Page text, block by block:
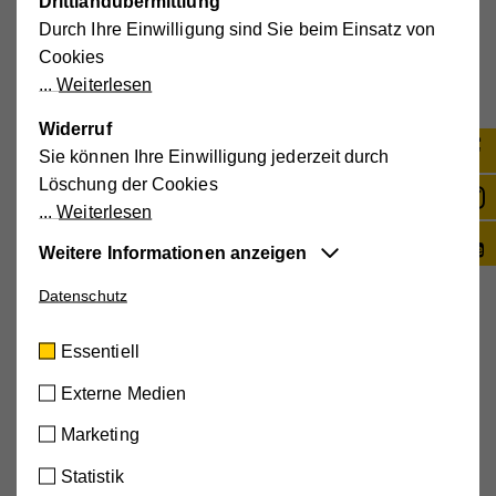
Partnerbetrieben
Durch Ihre Einwilligung sind Sie beim Einsatz von
Cookies
Weiterlesen
Widerruf
Sie können Ihre Einwilligung jederzeit durch
Löschung der Cookies
Weiterlesen
Essentiell
zugrundeliegenden Vorgänge wichtig und
unterstützen wichtige Funktionen wie den
sicherzustellen, dass sie so funktioniert wie von
Ihnen erwartet.
Weitere Informationen anzeigen
Datenschutz
Essentiell
Externe Medien
Marketing
Statistik